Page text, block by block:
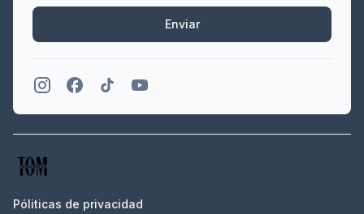
Enviar
Póliticas de privacidad